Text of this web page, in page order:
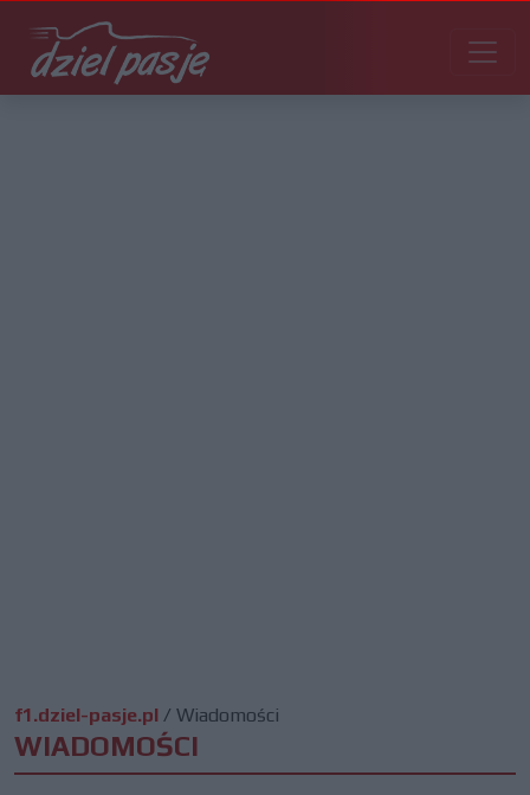
f1.dziel-pasje.pl / Wiadomości
WIADOMOŚCI